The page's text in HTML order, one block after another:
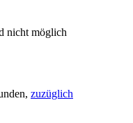
nicht möglich
, zuzüglich